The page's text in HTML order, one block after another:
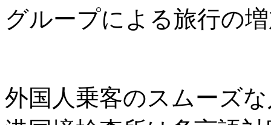
グループによる旅行の
外国人乗客のスムーズ